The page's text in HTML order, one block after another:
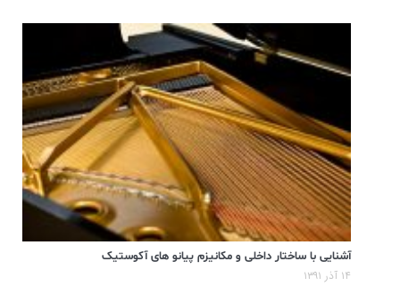
آشنایی با ساختار داخلی و مکانیزم پیانو های آکوستیک
۱۴ آذر ۱۳۹۱